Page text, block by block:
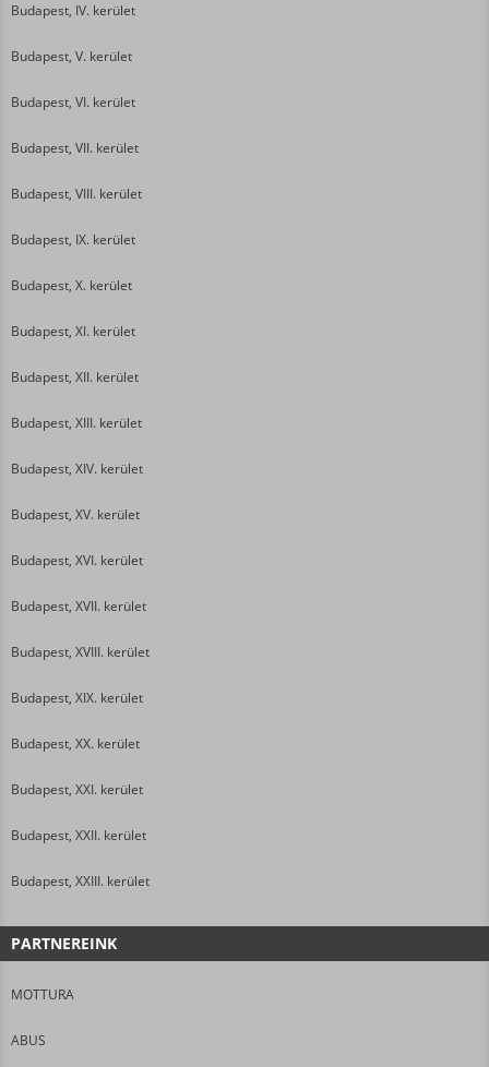
Budapest, IV. kerület
Budapest, V. kerület
Budapest, VI. kerület
Budapest, VII. kerület
Budapest, VIII. kerület
Budapest, IX. kerület
Budapest, X. kerület
Budapest, XI. kerület
Budapest, XII. kerület
Budapest, XIII. kerület
Budapest, XIV. kerület
Budapest, XV. kerület
Budapest, XVI. kerület
Budapest, XVII. kerület
Budapest, XVIII. kerület
Budapest, XIX. kerület
Budapest, XX. kerület
Budapest, XXI. kerület
Budapest, XXII. kerület
Budapest, XXIII. kerület
PARTNEREINK
MOTTURA
ABUS